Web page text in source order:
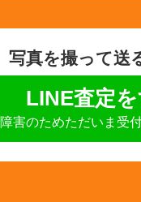
写真を撮って送
LINE査定
障害のためただいま受